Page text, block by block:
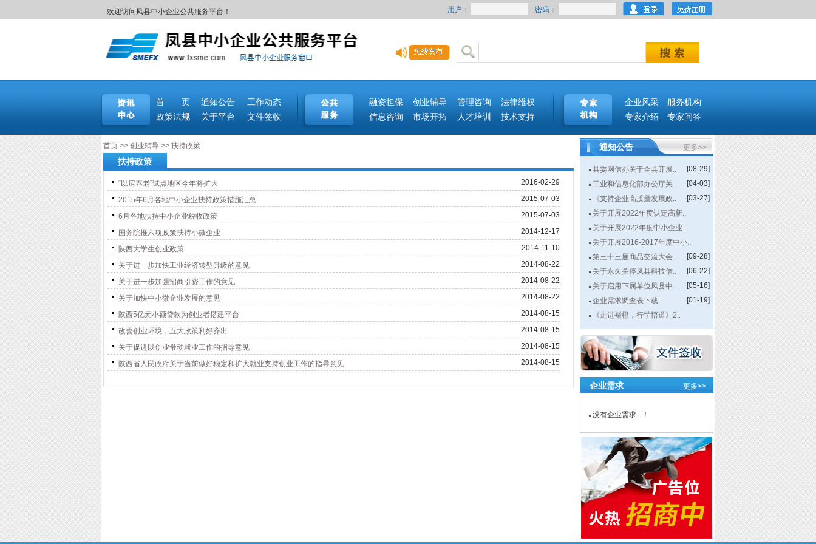
欢迎访问凤县中小企业公共服务平台！ 用户： 密码：
首 页 通知公告 工作动态 融资担保 创业辅导 管理咨询 法律维权 企业风采
服务机构
政策法规
关于平台 文件签收 信息咨询 市场开拓 人才培训 技术支持 专家介绍 专家问答
通知公告 更多>>
县委网信办关于全县开展..
[08-29]
工业和信息化部办公厅关..
[04-03]
《支持企业高质量发展政..
[03-27]
关于开展2022年度认定高新..
关于开展2022年度中小企业..
[03-14]
关于开展2016-2017年度中小..
[11-01]
第三十三届商品交流大会..
[09-28]
关于永久关停凤县科技信..
[06-22]
关于启用下属单位凤县中..
[05-16]
企业需求调查表下载
[01-19]
《走进褚橙，行学悟道》2..
[10-09]
企业需求 更多>>
没有企业需求...！
首页>> 创业辅导 >> 扶持政策
扶持政策
“以房养老”试点地区今年将扩大 2016-02-29
2015年6月各地中小企业扶持政策措施汇总 2015-07-03
6月各地扶持中小企业税收政策 2015-07-03
国务院推六项政策扶持小微企业 2014-12-17
陕西大学生创业政策 2014-11-10
关于进一步加快工业经济转型升级的意见 2014-08-22
关于进一步加强招商引资工作的意见 2014-08-22
关于加快中小微企业发展的意见 2014-08-22
陕西5亿元小额贷款为创业者搭建平台 2014-08-15
改善创业环境，五大政策利好齐出 2014-08-15
关于促进以创业带动就业工作的指导意见 2014-08-15
陕西省人民政府关于当前做好稳定和扩大就业支持创业工作的指导意见 2014-08-15